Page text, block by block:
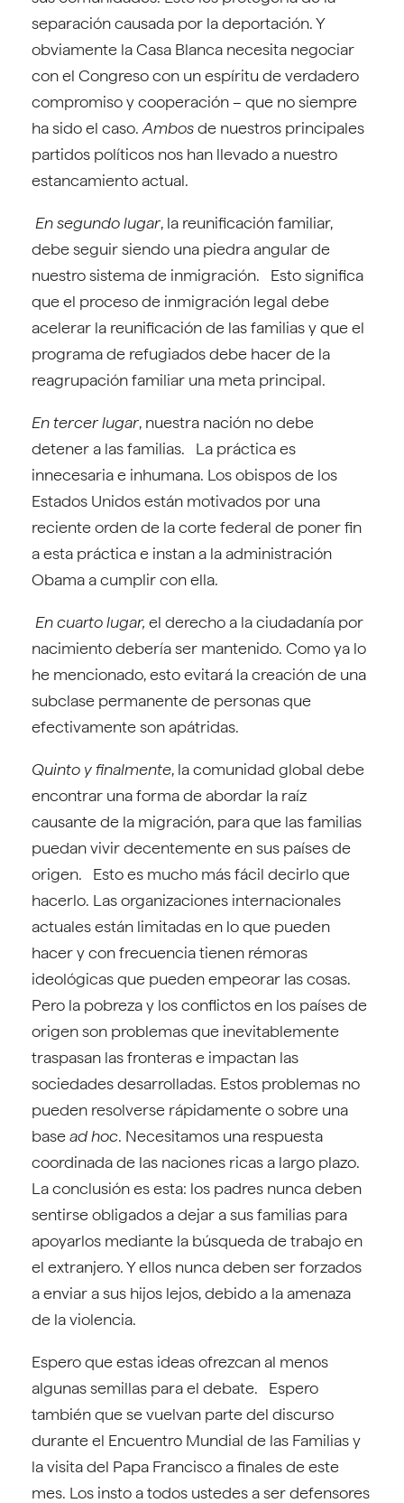
separación causada por la deportación. Y
obviamente la Casa Blanca necesita negociar
con el Congreso con un espíritu de verdadero
compromiso y cooperación – que no siempre
ha sido el caso. Ambosde nuestros principales
partidos políticos nos han llevado a nuestro
estancamiento actual.
En segundo lugar, la reunificación familiar,
debe seguir siendo una piedra angular de
nuestro sistema de inmigración. Esto significa
que el proceso de inmigración legal debe
acelerar la reunificación de las familias y que el
programa de refugiados debe hacer de la
reagrupación familiar una meta principal.
En tercer lugar, nuestra nación no debe
detener a las familias. La práctica es
innecesaria e inhumana. Los obispos de los
Estados Unidos están motivados por una
reciente orden de la corte federal de poner fin
a esta práctica e instan a la administración
Obama a cumplir con ella.
En cuarto lugar, el derecho a la ciudadanía por
nacimiento debería ser mantenido. Como ya lo
he mencionado, esto evitará la creación de una
subclase permanente de personas que
efectivamente son apátridas.
Quinto y finalmente, la comunidad global debe
encontrar una forma de abordar la raíz
causante de la migración, para que las familias
puedan vivir decentemente en sus países de
origen. Esto es mucho más fácil decirlo que
hacerlo. Las organizaciones internacionales
actuales están limitadas en lo que pueden
hacer y con frecuencia tienen rémoras
ideológicas que pueden empeorar las cosas.
Pero la pobreza y los conflictos en los países de
origen son problemas que inevitablemente
traspasan las fronteras e impactan las
sociedades desarrolladas. Estos problemas no
pueden resolverse rápidamente o sobre una
basead hoc. Necesitamos una respuesta
coordinada de las naciones ricas a largo plazo.
La conclusión es esta: los padres nunca deben
sentirse obligados a dejar a sus familias para
apoyarlos mediante la búsqueda de trabajo en
el extranjero. Y ellos nunca deben ser forzados
a enviar a sus hijos lejos, debido a la amenaza
de la violencia.
Espero que estas ideas ofrezcan al menos
algunas semillas para el debate. Espero
también que se vuelvan parte del discurso
durante el Encuentro Mundial de las Familias y
la visita del Papa Francisco a finales de este
mes. Los insto a todos ustedes a ser defensores